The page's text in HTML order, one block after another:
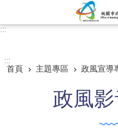
:::
:::
首頁
主題專區 政風宣導
政風